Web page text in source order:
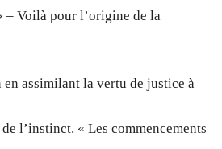
– Voilà pour l’origine de la
assimilant la vertu de justice à
l’instinct. « Les commencements